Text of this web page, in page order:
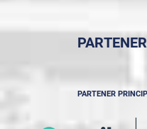
PARTENER